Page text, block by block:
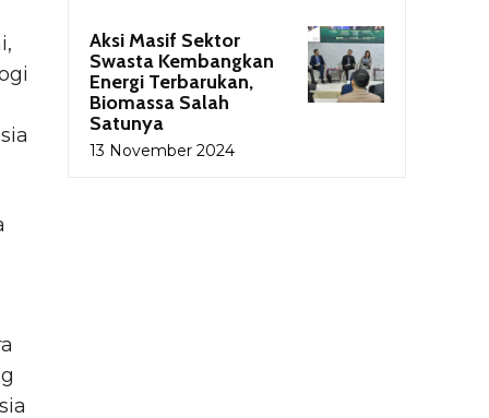
Aksi Masif Sektor
Swasta Kembangkan
Energi Terbarukan,
Biomassa Salah
Satunya
13 November 2024